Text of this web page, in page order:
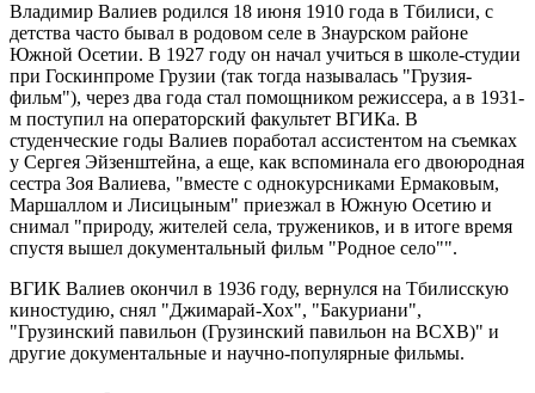
Владимир Валиев родился 18 июня 1910 года в Тбилиси, с
детства часто бывал в родовом селе в Знаурском районе
Южной Осетии. В 1927 году он начал учиться в школе-студии
при Госкинпроме Грузии (так тогда называлась "Грузия-
фильм"), через два года стал помощником режиссера, а в 1931-
м поступил на операторский факультет ВГИКа. В
студенческие годы Валиев поработал ассистентом на съемках
у Сергея Эйзенштейна, а еще, как вспоминала его двоюродная
сестра Зоя Валиева, "вместе с однокурсниками Ермаковым,
Маршаллом и Лисицыным" приезжал в Южную Осетию и
снимал "природу, жителей села, тружеников, и в итоге время
спустя вышел документальный фильм "Родное село"".
ВГИК Валиев окончил в 1936 году, вернулся на Тбилисскую
киностудию, снял "Джимарай-Хох", "Бакуриани",
"Грузинский павильон (Грузинский павильон на ВСХВ)" и
другие документальные и научно-популярные фильмы.